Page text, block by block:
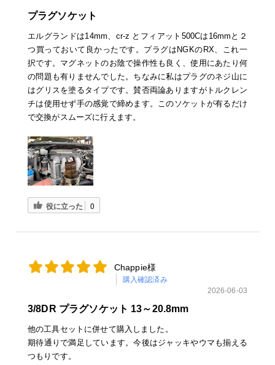
プラグソケット
エルグランドは14mm、cr-z とフィアット500Cは16mmと２
つ買っておいて良かったです。プラグはNGKのRX、これ一
択です。マグネットのお陰で操作性も良く、使用にあたり何
の問題も有りませんでした。ちなみに私はプラグのネジ山に
はグリスを塗るタイプです。賛否両論ありますがトルクレン
チは使用せず手の感覚で締めます。このソケットが有るだけ
で交換がスムーズに行えます。
役に立った 0
Chappie様
購入確認済み
2026-06-03
3/8DR プラグソケット 13～20.8mm
他の工具セットに併せて購入しました。
期待通りで満足しています。今後はジャッキやウマも揃える
つもりです。